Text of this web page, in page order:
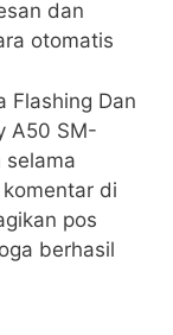
dan
otomatis
Flashing Dan
A50 SM-
selama
di
pos
berhasil